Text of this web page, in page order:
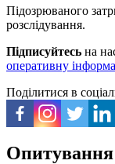
Підозрюваного
розслідування.
Підписуйтесь на
оперативну
Поділитися в
Опитування